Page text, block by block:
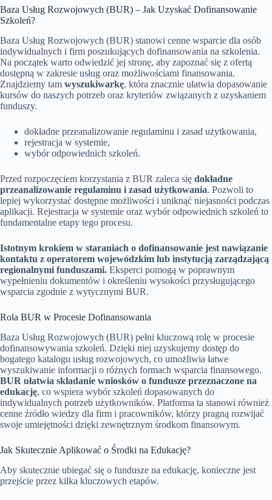
Baza Usług Rozwojowych (BUR) – Jak Uzyskać Dofinansowanie
Szkoleń?
Baza Usług Rozwojowych (BUR) stanowi cenne wsparcie dla osób
indywidualnych i firm poszukujących dofinansowania na szkolenia.
Na początek warto odwiedzić jej stronę, aby zapoznać się z ofertą
dostępną w zakresie usług oraz możliwościami finansowania.
Znajdziemy tam wyszukiwarkę, która znacznie ułatwia dopasowanie
kursów do naszych potrzeb oraz kryteriów związanych z uzyskaniem
funduszy.
dokładne przeanalizowanie regulaminu i zasad użytkowania,
rejestracja w systemie,
wybór odpowiednich szkoleń.
Przed rozpoczęciem korzystania z BUR zaleca się dokładne
przeanalizowanie regulaminu i zasad użytkowania. Pozwoli to
lepiej wykorzystać dostępne możliwości i uniknąć niejasności podczas
aplikacji. Rejestracja w systemie oraz wybór odpowiednich szkoleń to
fundamentalne etapy tego procesu.
Istotnym krokiem w staraniach o dofinansowanie jest nawiązanie
kontaktu z operatorem wojewódzkim lub instytucją zarządzającą
regionalnymi funduszami. Eksperci pomogą w poprawnym
wypełnieniu dokumentów i określeniu wysokości przysługującego
wsparcia zgodnie z wytycznymi BUR.
Rola BUR w Procesie Dofinansowania
Baza Usług Rozwojowych (BUR) pełni kluczową rolę w procesie
dofinansowywania szkoleń. Dzięki niej uzyskujemy dostęp do
bogatego katalogu usług rozwojowych, co umożliwia łatwe
wyszukiwanie informacji o różnych formach wsparcia finansowego.
BUR ułatwia składanie wniosków o fundusze przeznaczone na
edukację, co wspiera wybór szkoleń dopasowanych do
indywidualnych potrzeb użytkowników. Platforma ta stanowi również
cenne źródło wiedzy dla firm i pracowników, którzy pragną rozwijać
swoje umiejętności dzięki zewnętrznym środkom finansowym.
Jak Skutecznie Aplikować o Środki na Edukację?
Aby skutecznie ubiegać się o fundusze na edukację, konieczne jest
przejście przez kilka kluczowych etapów.